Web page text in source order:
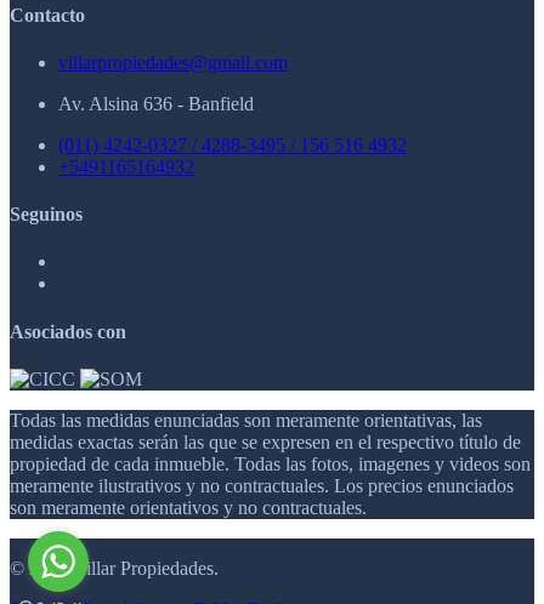
Contacto
villarpropiedades@gmail.com
Av. Alsina 636 - Banfield
(011) 4242-0327 / 4288-3495 / 156 516 4932
+5491165164932
Seguinos
Asociados con
Todas las medidas enunciadas son meramente orientativas, las
medidas exactas serán las que se expresen en el respectivo título de
propiedad de cada inmueble. Todas las fotos, imagenes y videos son
meramente ilustrativos y no contractuales. Los precios enunciados
son meramente orientativos y no contractuales.
© 2026 Villar Propiedades.